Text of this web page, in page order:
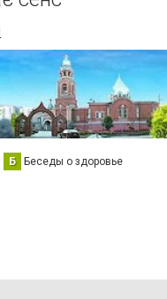
Б Беседы о здоровье